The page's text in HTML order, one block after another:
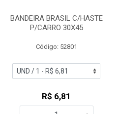
BANDEIRA BRASIL C/HASTE
P/CARRO 30X45
Código: 52801
R$ 6,81